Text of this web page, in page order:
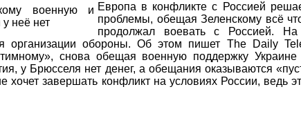
Европа в конфликте с Россией
проблемы, обещая Зеленскому всё
продолжал воевать с Россией.
организации обороны. Об этом пишет The Daily
снова обещая военную поддержку
у Брюсселя нет денег, а обещания оказываются
хочет завершать конфликт на условиях России, ведь